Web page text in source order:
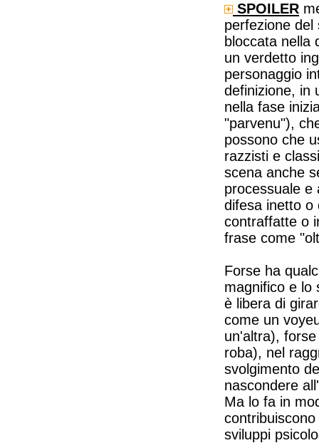
SPOILER
perfezione del
bloccata nella
un verdetto
personaggio
definizione, in
nella fase
"parvenu"),
possono che
razzisti e
scena anche
processuale e
difesa inetto o
contraffatte o
frase come
Forse ha
magnifico e lo
è libera di
come un
un'altra),
roba), nel
svolgimento
nascondere
Ma lo fa in
sviluppi